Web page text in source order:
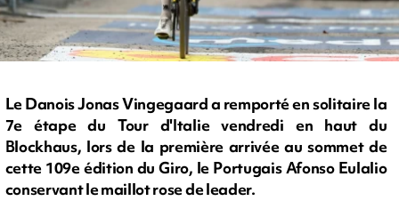
Le Danois Jonas Vingegaard a remporté en solitaire la
7e étape du Tour d'Italie vendredi en haut du
Blockhaus, lors de la première arrivée au sommet de
cette 109e édition du Giro, le Portugais Afonso Eulalio
conservant le maillot rose de leader.